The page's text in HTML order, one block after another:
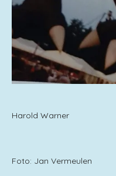
Harold Warner
Foto: Jan Vermeulen